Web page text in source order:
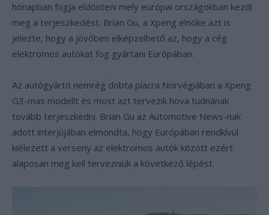
hónapban fogja eldönteni mely európai országokban kezdi
meg a terjeszkedést. Brian Gu, a Xpeng elnöke azt is
jelezte, hogy a jövőben elképzelhető az, hogy a cég
elektromos autókat fog gyártani Európában.
Az autógyártó nemrég dobta piacra Norvégiában a Xpeng
G3-mas modellt és most azt tervezik hova tudnának
tovább terjeszkedni. Brian Gu az Automotive News-nak
adott interjújában elmondta, hogy Európában rendkívül
kiélezett a verseny az elektromos autók között ezért
alaposan meg kell tervezniük a következő lépést.